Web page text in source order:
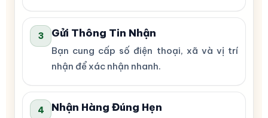
3 Gửi Thông Tin Nhận
Bạn cung cấp số điện thoại, xã và vị trí
nhận để xác nhận nhanh.
4 Nhận Hàng Đúng Hẹn